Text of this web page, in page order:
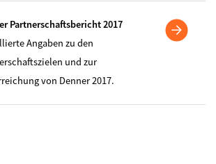
Partnerschaftsbericht 2017
Angaben zu den
und zur
von Denner 2017.